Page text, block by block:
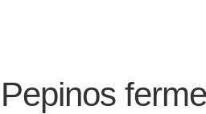
Pepinos